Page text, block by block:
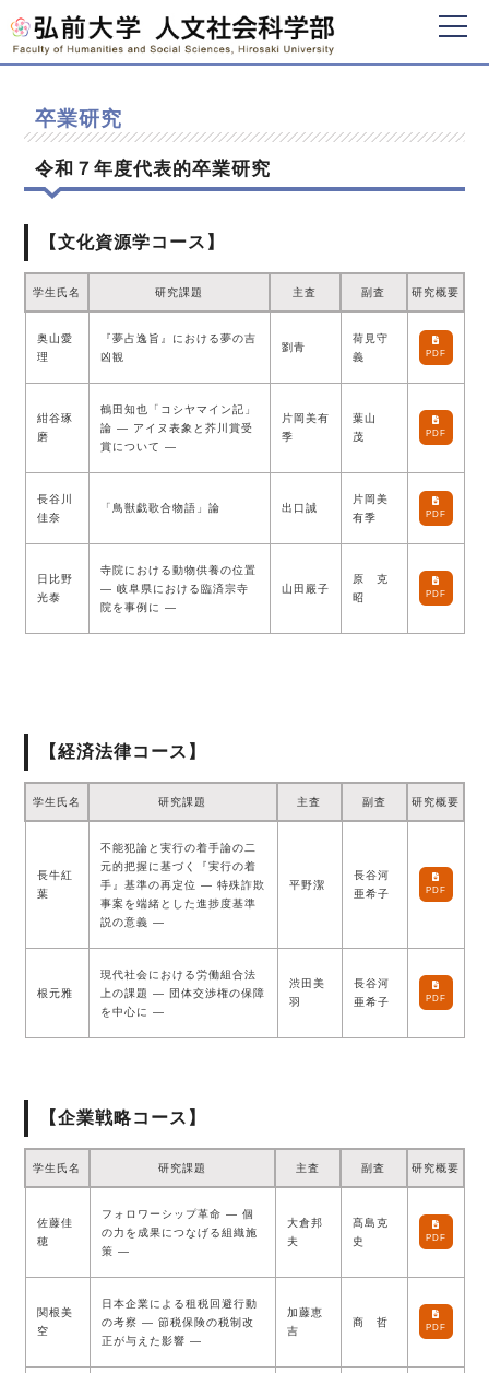
卒業研究
令和７年度代表的卒業研究
【文化資源学コース】
学生氏名 研究課題 主査 副査 研究概要
奥山愛
理
『夢占逸旨』における夢の吉
凶観
劉青
荷見守
義
PDF
紺⾕琢
磨
鶴⽥知也「コシヤマイン記」
論 ― アイヌ表象と芥川賞受
賞について ―
片岡美有
季
葉山
茂
PDF
長谷川
佳奈
「鳥獣戯歌合物語」論 出口誠
片岡美
有季
PDF
日比野
光泰
寺院における動物供養の位置
― 岐阜県における臨済宗寺
院を事例に ―
山田嚴子
原 克
昭
PDF
【経済法律コース】
学生氏名 研究課題 主査 副査 研究概要
長牛紅
葉
不能犯論と実行の着手論の二
元的把握に基づく『実行の着
手』基準の再定位 ― 特殊詐欺
事案を端緒とした進捗度基準
説の意義 ―
平野潔
長谷河
亜希子
PDF
根元雅
現代社会における労働組合法
上の課題 ― 団体交渉権の保障
を中心に ―
渋田美
羽
長谷河
亜希子
PDF
【企業戦略コース】
学生氏名 研究課題 主査 副査 研究概要
佐藤佳
穂
フォロワーシップ革命 ― 個
の力を成果につなげる組織施
策 ―
大倉邦
夫
髙島克
史
PDF
関根美
空
日本企業による租税回避行動
の考察 ― 節税保険の税制改
正が与えた影響 ―
加藤恵
吉
商 哲 PDF